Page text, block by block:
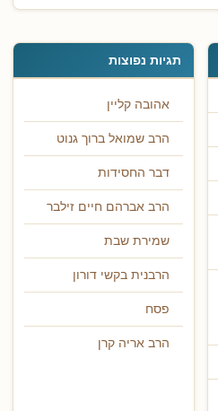
תגיות נפוצות
אהובה קליין
הרב שמואל ברוך גנוט
דבר החסידות
הרב אברהם חיים זילבר
שמירת שבת
הרבנית בקשי דורון
פסח
הרב אריה קרן